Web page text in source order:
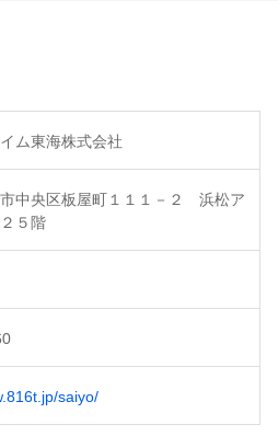
ム東海株式会社
中央区板屋町１１１－２ 浜松ア
５階
saiyo/